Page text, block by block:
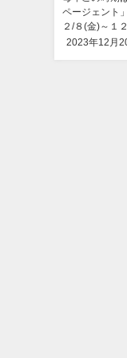
ページェント
２/８(金)～１
2023年12月